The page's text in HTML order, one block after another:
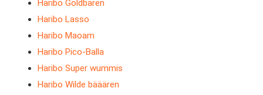
Haribo Goldbären
Haribo Lasso
Haribo Maoam
Haribo Pico-Balla
Haribo Super wummis
Haribo Wilde bääären